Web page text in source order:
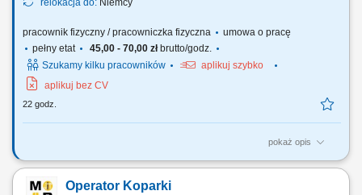
relokacja do: Niemcy
pracownik fizyczny / pracowniczka fizyczna
umowa o pracę
pełny etat
45,00 - 70,00 złbrutto/godz.
Szukamy kilku pracowników
aplikuj szybko
aplikuj bez CV
22 godz.
pokaż opis
Zakres obowiązków Do Twoich zadań będzie należało: układanie kostki
granitowej i betonowej, montaż krawężników oraz obrzeży,
wykonywanie nawierzchni z kamienia naturalnego i elementów
Operator Koparki